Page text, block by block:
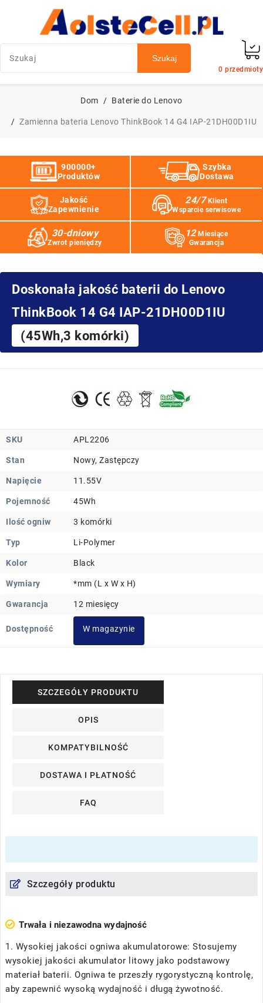
Szukaj
0 przedmioty
Dom Baterie do Lenovo
Zamienna bateria Lenovo ThinkBook 14 G4 IAP-21DH00D1IU
900000+
Produktów
Szybka
Dostawa
Jakość
Zapewnienie
24/7 Klient
Wsparcie serwisowe
30-dniowy
Zwrot pieniędzy
12 Miesiące
Gwarancja
Doskonała jakość baterii do Lenovo
ThinkBook 14 G4 IAP-21DH00D1IU
(45Wh,3 komórki)
SKU APL2206
Stan Nowy, Zastępczy
Napięcie 11.55V
Pojemność 45Wh
Ilość ogniw 3 komórki
Typ Li-Polymer
Kolor Black
Wymiary *mm (L x W x H)
Gwarancja 12 miesięcy
Dostępność W magazynie
SZCZEGÓŁY PRODUKTU
OPIS
KOMPATYBILNOŚĆ
DOSTAWA I PŁATNOŚĆ
FAQ
Szczegóły produktu
Trwała i niezawodna wydajność
1. Wysokiej jakości ogniwa akumulatorowe: Stosujemy
wysokiej jakości akumulator litowy jako podstawowy
materiał baterii. Ogniwa te przeszły rygorystyczną kontrolę,
aby zapewnić wysoką wydajność i długą żywotność.